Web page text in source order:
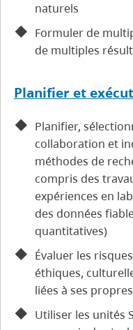
naturels
Formuler de
de multiples
Planifier et
Planifier,
collaboration et
méthodes de
compris des
expériences en
des données
quantitatives)
Évaluer les
éthiques,
liées à ses
Utiliser les unités